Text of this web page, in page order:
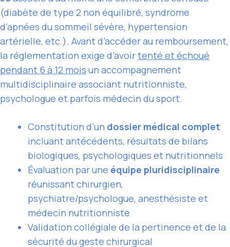
(diabète de type 2 non équilibré, syndrome
d’apnées du sommeil sévère, hypertension
artérielle, etc.). Avant d’accéder au remboursement,
la réglementation exige d’avoirtenté et échoué
pendant 6 à 12 mois un accompagnement
multidisciplinaire associant nutritionniste,
psychologue et parfois médecin du sport.
Constitution d’un dossier médical complet
incluant antécédents, résultats de bilans
biologiques, psychologiques et nutritionnels
Évaluation par une équipe pluridisciplinaire
réunissant chirurgien,
psychiatre/psychologue, anesthésiste et
médecin nutritionniste
Validation collégiale de la pertinence et de la
sécurité du geste chirurgical